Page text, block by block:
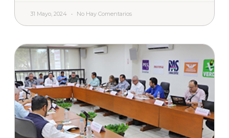
31 Mayo, 2024 No Hay Comentarios